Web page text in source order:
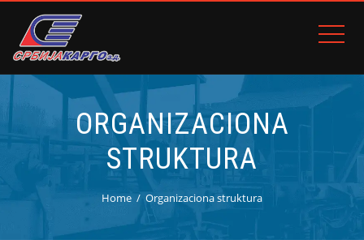
ORGANIZACIONA
STRUKTURA
Home Organizaciona struktura